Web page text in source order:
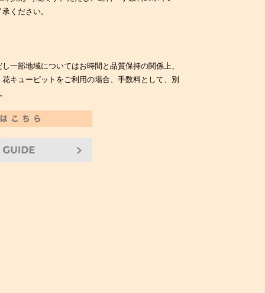
ください。
一部地域についてはお時間と品質保持の関係上、
キューピットをご利用の場合、手数料として、別